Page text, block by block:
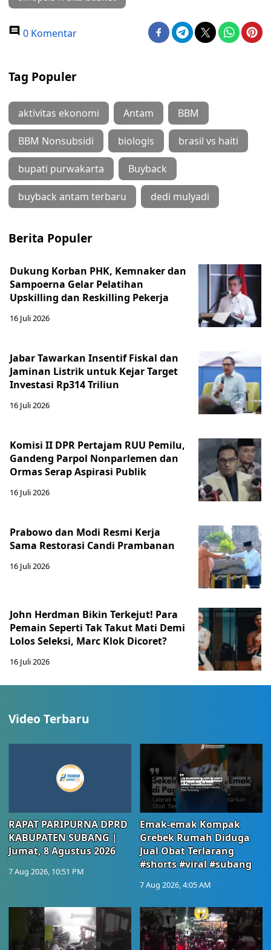
0 Komentar
Tag Populer
aktivitas ekonomi Antam BBM
BBM Nonsubsidi biologis brasil vs haiti
bupati purwakarta Buyback
buyback antam terbaru dedi mulyadi
Berita Populer
Dukung Korban PHK, Kemnaker dan
Sampoerna Gelar Pelatihan
Upskilling dan Reskilling Pekerja
16 Juli 2026
Jabar Tawarkan Insentif Fiskal dan
Jaminan Listrik untuk Kejar Target
Investasi Rp314 Triliun
16 Juli 2026
Komisi II DPR Pertajam RUU Pemilu,
Gandeng Parpol Nonparlemen dan
Ormas Serap Aspirasi Publik
16 Juli 2026
Prabowo dan Modi Resmi Kerja
Sama Restorasi Candi Prambanan
16 Juli 2026
John Herdman Bikin Terkejut! Para
Pemain Seperti Tak Takut Mati Demi
Lolos Seleksi, Marc Klok Dicoret?
16 Juli 2026
Video Terbaru
RAPAT PARIPURNA DPRD
KABUPATEN SUBANG |
Jumat, 8 Agustus 2026
7 Aug 2026, 10:51 PM
Emak-emak Kompak
Grebek Rumah Diduga
Jual Obat Terlarang
#shorts #viral #subang
7 Aug 2026, 4:05 AM